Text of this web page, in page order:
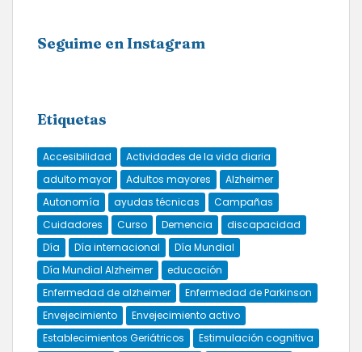
Seguime en Instagram
Etiquetas
Accesibilidad
Actividades de la vida diaria
adulto mayor
Adultos mayores
Alzheimer
Autonomía
ayudas técnicas
Campañas
Cuidadores
Curso Demencia
discapacidad
Día
Día internacional
Día Mundial
Día Mundial Alzheimer
educación
Enfermedad de alzheimer
Enfermedad de Parkinson
Envejecimiento
Envejecimiento activo
Establecimientos Geriátricos
Estimulación cognitiva